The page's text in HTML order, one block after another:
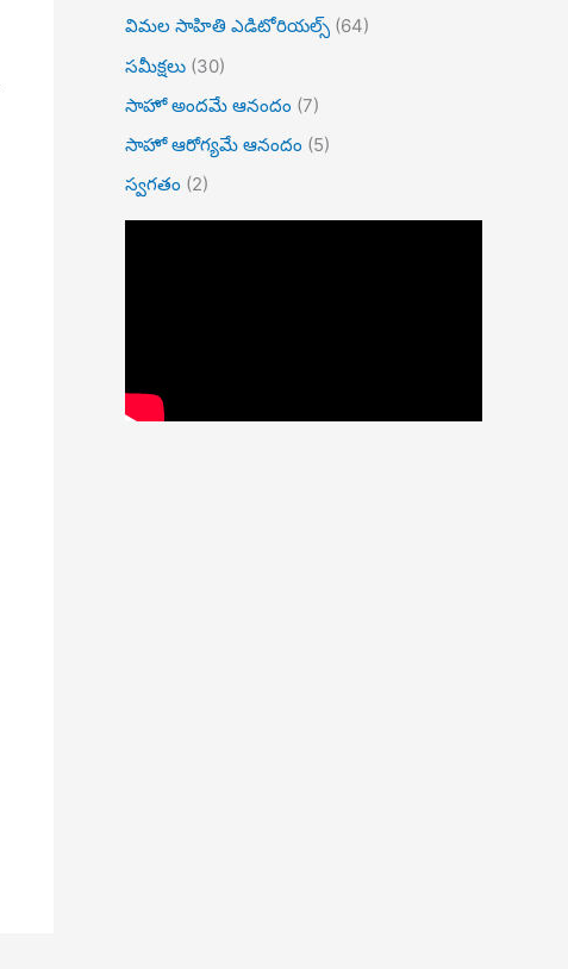
విమల సాహితి ఎడిటోరియల్స్ (64)
సమీక్షలు (30)
సాహో అందమే ఆనందం (7)
సాహో ఆరోగ్యమే ఆనందం (5)
స్వగతం (2)